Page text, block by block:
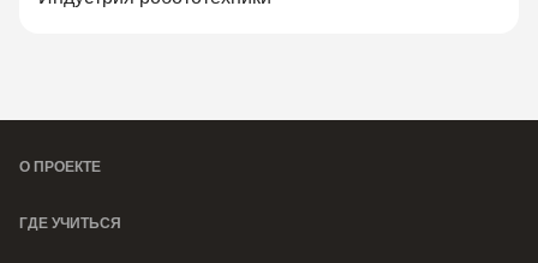
О ПРОЕКТЕ
ГДЕ УЧИТЬСЯ